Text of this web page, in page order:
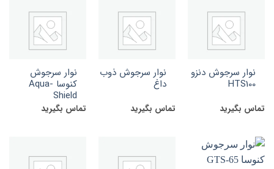
نوار سرجوش دنزو
HTS100
تماس بگیرید
نوار سرجوش ذوب
داغ
تماس بگیرید
نوار سرجوش
کنوسا Aqua-
Shield
تماس بگیرید